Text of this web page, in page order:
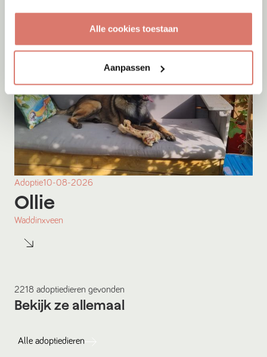
Alle cookies toestaan
Aanpassen
Adoptie10-08-2026
Ollie
Waddinxveen
2218 adoptiedieren gevonden
Bekijk ze allemaal
Alle adoptiedieren